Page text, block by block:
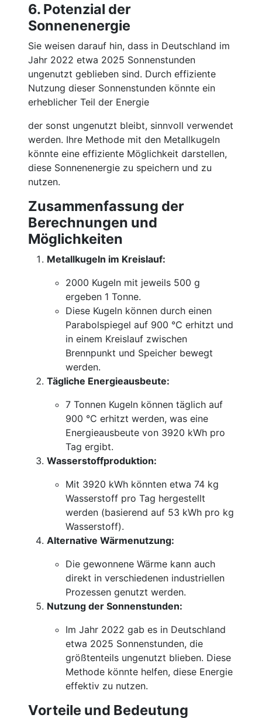
6. Potenzial der
Sonnenenergie
Sie weisen darauf hin, dass in Deutschland im
Jahr 2022 etwa 2025 Sonnenstunden
ungenutzt geblieben sind. Durch effiziente
Nutzung dieser Sonnenstunden könnte ein
erheblicher Teil der Energie
der sonst ungenutzt bleibt, sinnvoll verwendet
werden. Ihre Methode mit den Metallkugeln
könnte eine effiziente Möglichkeit darstellen,
diese Sonnenenergie zu speichern und zu
nutzen.
Zusammenfassung der
Berechnungen und
Möglichkeiten
Metallkugeln im Kreislauf:
2000 Kugeln mit jeweils 500 g
ergeben 1 Tonne.
Diese Kugeln können durch einen
Parabolspiegel auf 900 °C erhitzt und
in einem Kreislauf zwischen
Brennpunkt und Speicher bewegt
werden.
Tägliche Energieausbeute:
7 Tonnen Kugeln können täglich auf
900 °C erhitzt werden, was eine
Energieausbeute von 3920 kWh pro
Tag ergibt.
Wasserstoffproduktion:
Mit 3920 kWh könnten etwa 74 kg
Wasserstoff pro Tag hergestellt
werden (basierend auf 53 kWh pro kg
Wasserstoff).
Alternative Wärmenutzung:
Die gewonnene Wärme kann auch
direkt in verschiedenen industriellen
Prozessen genutzt werden.
Nutzung der Sonnenstunden:
Im Jahr 2022 gab es in Deutschland
etwa 2025 Sonnenstunden, die
größtenteils ungenutzt blieben. Diese
Methode könnte helfen, diese Energie
effektiv zu nutzen.
Vorteile und Bedeutung